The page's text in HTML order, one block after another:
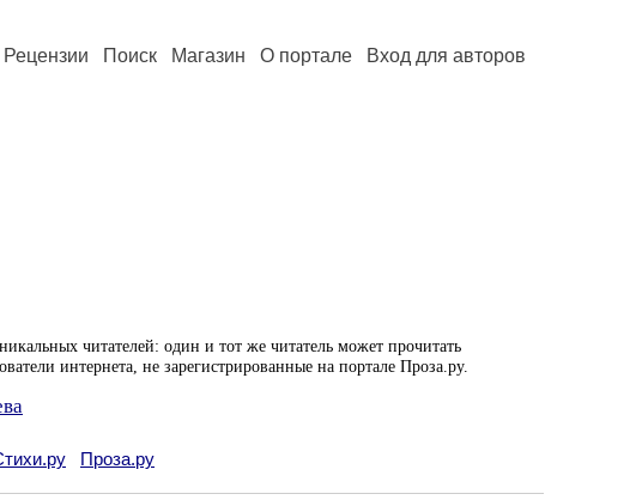
Рецензии Поиск Магазин О портале Вход для авторов
читателей: один и тот же читатель может прочитать
интернета, не зарегистрированные на портале Проза.ру.
Проза.ру